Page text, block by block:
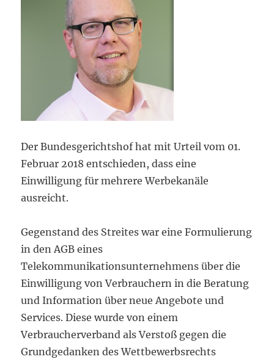
Der Bundesgerichtshof hat mit Urteil vom 01.
Februar 2018 entschieden, dass eine
Einwilligung für mehrere Werbekanäle
ausreicht.
Gegenstand des Streites war eine Formulierung
in den AGB eines
Telekommunikationsunternehmens über die
Einwilligung von Verbrauchern in die Beratung
und Information über neue Angebote und
Services. Diese wurde von einem
Verbraucherverband als Verstoß gegen die
Grundgedanken des Wettbewerbsrechts